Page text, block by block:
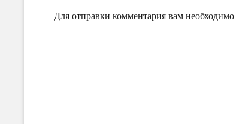
Для отправки комментария вам необходимо